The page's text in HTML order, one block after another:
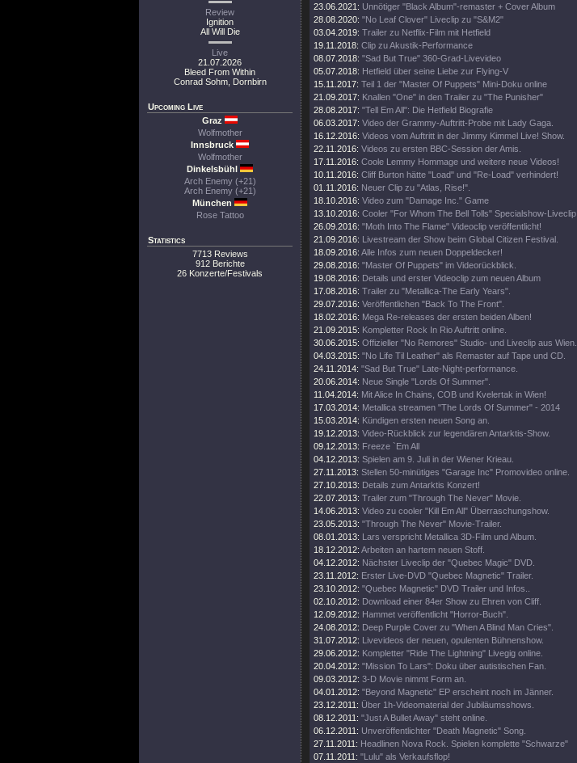
Review
Ignition
All Will Die
Live
21.07.2026
Bleed From Within
Conrad Sohm, Dornbirn
Upcoming Live
Graz
Wolfmother
Innsbruck
Wolfmother
Dinkelsbühl
Arch Enemy (+21)
Arch Enemy (+21)
München
Rose Tattoo
Statistics
7713 Reviews
912 Berichte
26 Konzerte/Festivals
23.06.2021: Unnötiger "Black Album"-remaster + Cover Album
28.08.2020: "No Leaf Clover" Liveclip zu "S&M2"
03.04.2019: Trailer zu Netflix-Film mit Hetfield
19.11.2018: Clip zu Akustik-Performance
08.07.2018: "Sad But True" 360-Grad-Livevideo
05.07.2018: Hetfield über seine Liebe zur Flying-V
15.11.2017: Teil 1 der "Master Of Puppets" Mini-Doku online
21.09.2017: Knallen "One" in den Trailer zu "The Punisher"
28.08.2017: "Tell Em All": Die Hetfield Biografie
06.03.2017: Video der Grammy-Auftritt-Probe mit Lady Gaga.
16.12.2016: Videos vom Auftritt in der Jimmy Kimmel Live! Show.
22.11.2016: Videos zu ersten BBC-Session der Amis.
17.11.2016: Coole Lemmy Hommage und weitere neue Videos!
10.11.2016: Cliff Burton hätte "Load" und "Re-Load" verhindert!
01.11.2016: Neuer Clip zu "Atlas, Rise!".
18.10.2016: Video zum "Damage Inc." Game
13.10.2016: Cooler "For Whom The Bell Tolls" Specialshow-Liveclip.
26.09.2016: "Moth Into The Flame" Videoclip veröffentlicht!
21.09.2016: Livestream der Show beim Global Citizen Festival.
18.09.2016: Alle Infos zum neuen Doppeldecker!
29.08.2016: "Master Of Puppets" im Videorückblick.
19.08.2016: Details und erster Videoclip zum neuen Album
17.08.2016: Trailer zu "Metallica-The Early Years".
29.07.2016: Veröffentlichen "Back To The Front".
18.02.2016: Mega Re-releases der ersten beiden Alben!
21.09.2015: Kompletter Rock In Rio Auftritt online.
30.06.2015: Offizieller "No Remores" Studio- und Liveclip aus Wien.
04.03.2015: "No Life Til Leather" als Remaster auf Tape und CD.
24.11.2014: "Sad But True" Late-Night-performance.
20.06.2014: Neue Single "Lords Of Summer".
11.04.2014: Mit Alice In Chains, COB und Kvelertak in Wien!
17.03.2014: Metallica streamen "The Lords Of Summer" - 2014
15.03.2014: Kündigen ersten neuen Song an.
19.12.2013: Video-Rückblick zur legendären Antarktis-Show.
09.12.2013: Freeze `Em All
04.12.2013: Spielen am 9. Juli in der Wiener Krieau.
27.11.2013: Stellen 50-minütiges "Garage Inc" Promovideo online.
27.10.2013: Details zum Antarktis Konzert!
22.07.2013: Trailer zum "Through The Never" Movie.
14.06.2013: Video zu cooler "Kill Em All" Überraschungshow.
23.05.2013: "Through The Never" Movie-Trailer.
08.01.2013: Lars verspricht Metallica 3D-Film und Album.
18.12.2012: Arbeiten an hartem neuen Stoff.
04.12.2012: Nächster Liveclip der "Quebec Magic" DVD.
23.11.2012: Erster Live-DVD "Quebec Magnetic" Trailer.
23.10.2012: "Quebec Magnetic" DVD Trailer und Infos..
02.10.2012: Download einer 84er Show zu Ehren von Cliff.
12.09.2012: Hammet veröffentlicht "Horror-Buch".
24.08.2012: Deep Purple Cover zu "When A Blind Man Cries".
31.07.2012: Livevideos der neuen, opulenten Bühnenshow.
29.06.2012: Kompletter "Ride The Lightning" Livegig online.
20.04.2012: "Mission To Lars": Doku über autistischen Fan.
09.03.2012: 3-D Movie nimmt Form an.
04.01.2012: "Beyond Magnetic" EP erscheint noch im Jänner.
23.12.2011: Über 1h-Videomaterial der Jubiläumsshows.
08.12.2011: "Just A Bullet Away" steht online.
06.12.2011: Unveröffentlichter "Death Magnetic" Song.
27.11.2011: Headlinen Nova Rock. Spielen komplette "Schwarze"
07.11.2011: "Lulu" als Verkaufsflop!